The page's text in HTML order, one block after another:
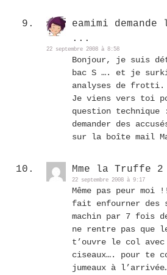
eamimi demande
...
22 septembre 2008 à 8:58
Bonjour, je suis
bac S …. et je
analyses de frotti.
Je viens vers toi
question technique :
demander des
sur la boîte mail
Mme la Truffe
22 septembre 2008 à 9:17
Même pas peur moi
fait enfourner des
machin par 7 fois
ne rentre pas que
t’ouvre le col avec
ciseaux…. pour te
jumeaux à